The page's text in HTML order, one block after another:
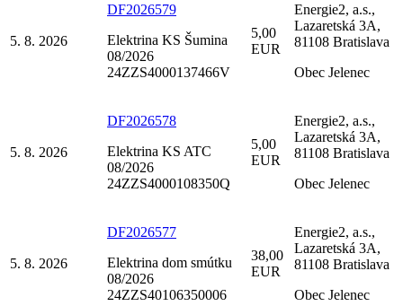
5. 8. 2026
DF2026579
Elektrina KS Šumina
08/2026
24ZZS4000137466V
5,00
EUR
Energie2, a.s.,
Lazaretská 3A,
81108 Bratislava
Obec Jelenec
5. 8. 2026
DF2026578
Elektrina KS ATC
08/2026
24ZZS4000108350Q
5,00
EUR
Energie2, a.s.,
Lazaretská 3A,
81108 Bratislava
Obec Jelenec
5. 8. 2026
DF2026577
Elektrina dom smútku
08/2026
24ZZS40106350006
38,00
EUR
Energie2, a.s.,
Lazaretská 3A,
81108 Bratislava
Obec Jelenec